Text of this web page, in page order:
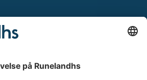
säljer utrustning och inredning